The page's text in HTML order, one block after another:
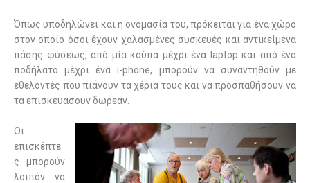
Όπως υποδηλώνει και η ονομασία του, πρόκειται για ένα χώρο
στον οποίο όσοι έχουν χαλασμένες συσκευές και αντικείμενα
πάσης φύσεως, από μία κούπα μέχρι ένα
laptop και από ένα
ποδήλατο μέχρι έναi-phone, μπορούν να συναντηθούν με
εθελοντές που πιάνουν τα χέρια τους και να προσπαθήσουν να
τα επισκευάσουν δωρεάν.
Οι
επισκέπτε
ς μπορούν
λοιπόν να